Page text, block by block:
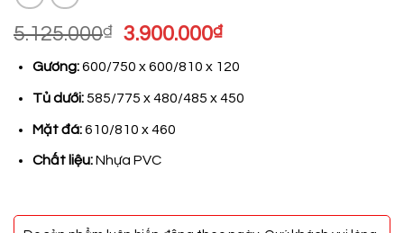
5.125.000₫
Giá
là:
5.125.000₫.
3.900.000₫Giá
tại
là:
Gương:600/750 x 600/810 x 120
Tủ dưới:585/775 x 480/485 x 450
Mặt đá:610/810 x 460
Chất liệu:Nhựa PVC